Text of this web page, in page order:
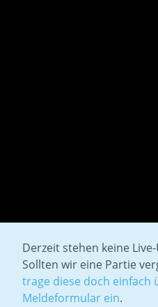
Derzeit stehen keine
Sollten wir eine Partie
trage diese doch einfach
Meldeformular ein.